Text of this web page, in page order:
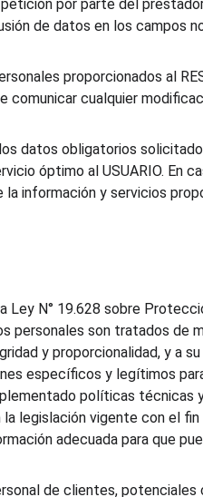
por parte del
de datos en los campos
proporcionados al
comunicar cualquier
datos obligatorios
óptimo al USUARIO. En
la información y servicios
Ley N° 19.628 sobre
personales son tratados de
y proporcionalidad, y a
específicos y legítimos
políticas técnicas
legislación vigente con el
adecuada para que
de clientes,